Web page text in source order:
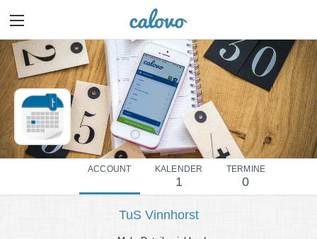
ACCOUNT KALENDER
1
TERMINE
0
TuS Vinnhorst